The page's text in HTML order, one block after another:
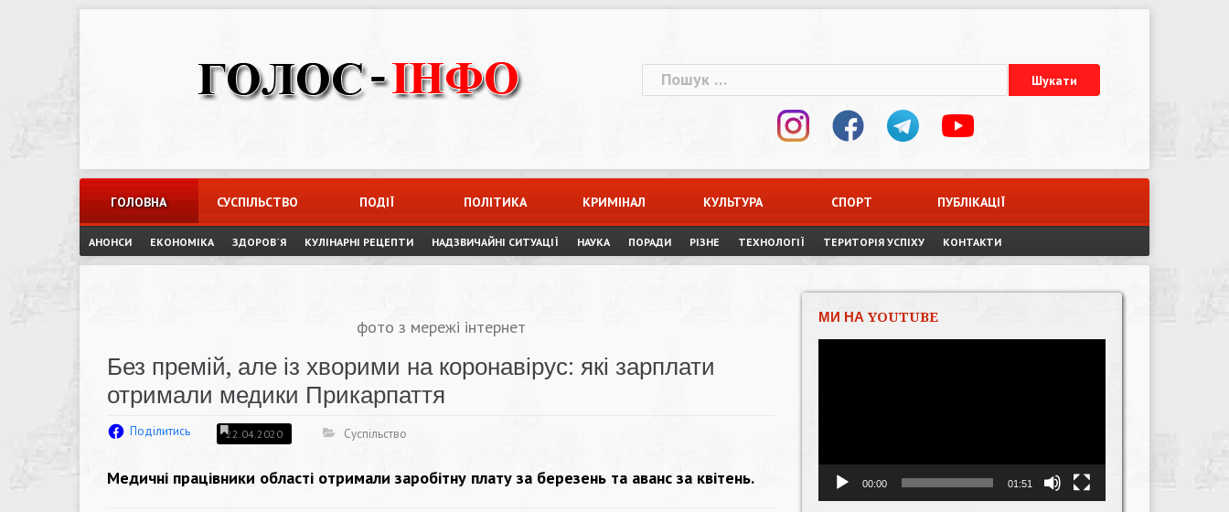
Пошук:
ГОЛОВНА СУСПІЛЬСТВО ПОДІЇ ПОЛІТИКА КРИМІНАЛ КУЛЬТУРА СПОРТ ПУБЛІКАЦІЇ
АНОНСИ ЕКОНОМІКА ЗДОРОВ`Я КУЛІНАРНІ РЕЦЕПТИ НАДЗВИЧАЙНІ СИТУАЦІЇ НАУКА ПОРАДИ РІЗНЕ ТЕХНОЛОГІЇ ТЕРИТОРІЯ УСПІХУ КОНТАКТИ
фото з мережі інтернет
Без премій, але із хворими на коронавірус: які зарплати
отримали медики Прикарпаття
Поділитись 22.04.2020 Суспільство
Медичні працівники області отримали заробітну плату за березень та аванс за квітень.
МИ НА YOUTUBE
00:00 01:51